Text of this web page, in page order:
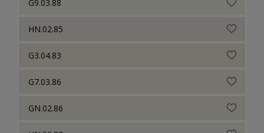
G9.03.88
HN.02.85
G3.04.83
G7.03.86
GN.02.86